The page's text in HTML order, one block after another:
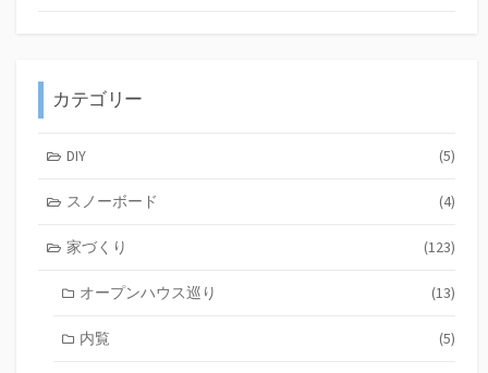
カテゴリー
DIY (5)
スノーボード (4)
家づくり (123)
オープンハウス巡り (13)
内覧 (5)